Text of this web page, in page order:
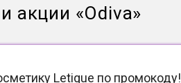
акции «Odiva»
Letique по промокоду!